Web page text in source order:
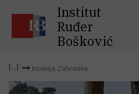
Institut
Ruđer
Bošković
Ksenija Zahradka